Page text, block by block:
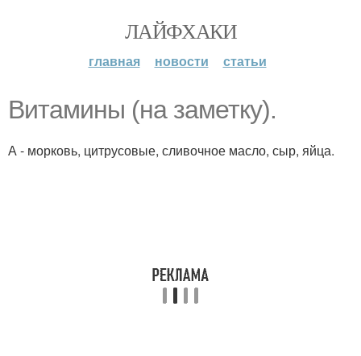
ЛАЙФХАКИ
главная новости статьи
Витамины (на заметку).
А - морковь, цитрусовые, сливочное масло, сыр, яйца.